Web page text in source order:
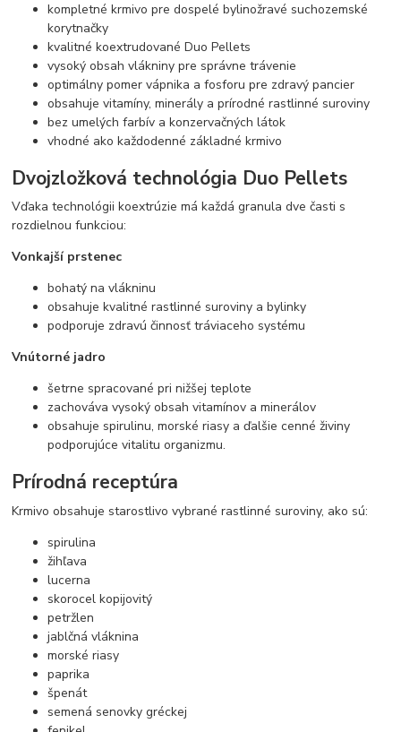
kompletné krmivo pre dospelé bylinožravé suchozemské
korytnačky
kvalitné koextrudované Duo Pellets
vysoký obsah vlákniny pre správne trávenie
optimálny pomer vápnika a fosforu pre zdravý pancier
obsahuje vitamíny, minerály a prírodné rastlinné suroviny
bez umelých farbív a konzervačných látok
vhodné ako každodenné základné krmivo
Dvojzložková technológia Duo Pellets
Vďaka technológii koextrúzie má každá granula dve časti s
rozdielnou funkciou:
Vonkajší prstenec
bohatý na vlákninu
obsahuje kvalitné rastlinné suroviny a bylinky
podporuje zdravú činnosť tráviaceho systému
Vnútorné jadro
šetrne spracované pri nižšej teplote
zachováva vysoký obsah vitamínov a minerálov
obsahuje spirulinu, morské riasy a ďalšie cenné živiny
podporujúce vitalitu organizmu.
Prírodná receptúra
Krmivo obsahuje starostlivo vybrané rastlinné suroviny, ako sú:
spirulina
žihľava
lucerna
skorocel kopijovitý
petržlen
jablčná vláknina
morské riasy
paprika
špenát
semená senovky gréckej